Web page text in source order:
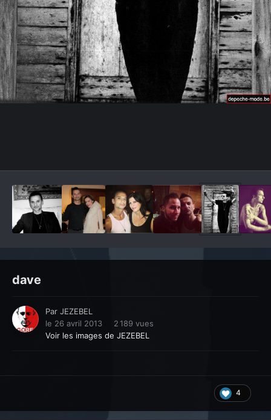
dave
Par JEZEBEL
le 26 avril 2013
2 189 vues
Voir les images de JEZEBEL
4